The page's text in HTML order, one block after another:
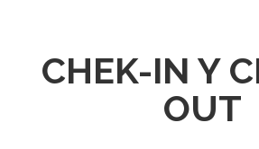
CHEK-IN Y
OUT